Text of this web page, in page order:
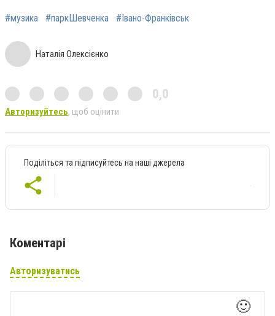
#музика #паркШевченка #Івано-Франківськ
Наталія Олексієнко
0,0
Авторизуйтесь, щоб оцінити
Поділіться та підписуйтесь на наші джерела
Коментарі
Авторизуватись
🙂